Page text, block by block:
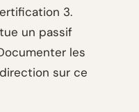
3.
un passif
les
sur ce